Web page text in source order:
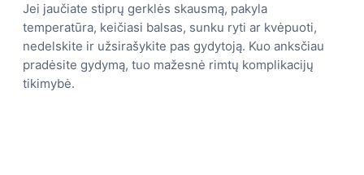
Jei jaučiate stiprų gerklės skausmą, pakyla
temperatūra, keičiasi balsas, sunku ryti ar kvėpuoti,
nedelskite ir užsirašykite pas gydytoją. Kuo anksčiau
pradėsite gydymą, tuo mažesnė rimtų komplikacijų
tikimybė.